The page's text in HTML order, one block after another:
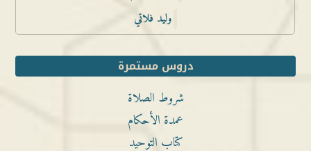
وليد فلاتي
دروس مستمرة
شروط الصلاة
عمدة الأحكام
كتاب التوحيد